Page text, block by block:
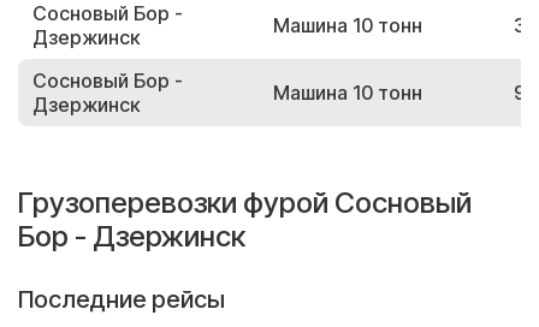
Сосновый Бор -
Дзержинск
Машина 10 тонн
Сосновый Бор -
Дзержинск
Машина 10 тонн
Грузоперевозки фурой Сосновый
Бор - Дзержинск
Последние рейсы